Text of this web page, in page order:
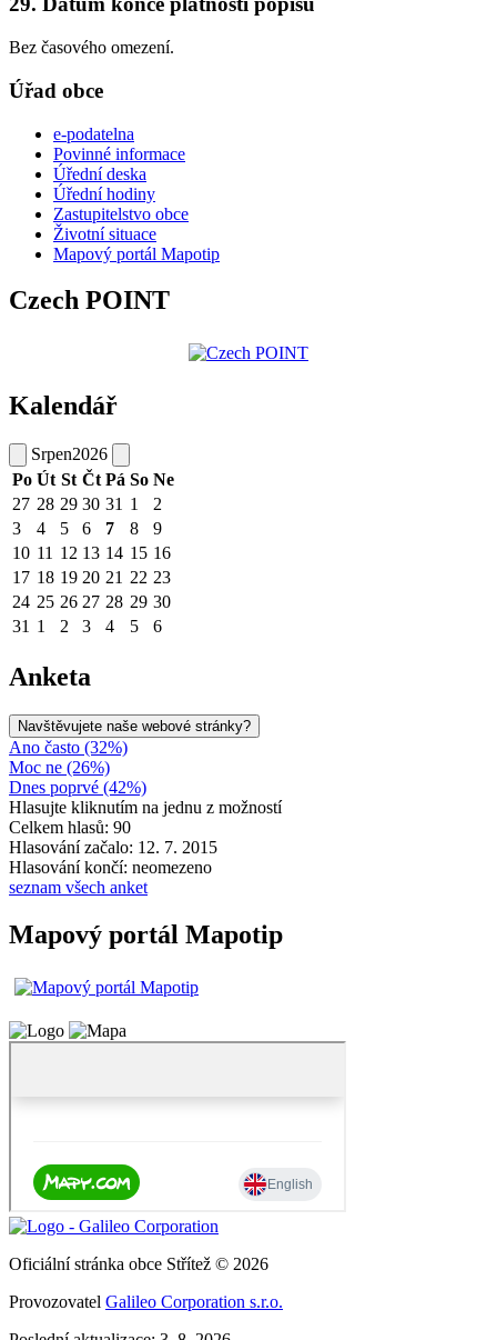
Bez časového omezení.
Úřad obce
e-podatelna
Povinné informace
Úřední deska
Úřední hodiny
Zastupitelstvo obce
Životní situace
Mapový portál Mapotip
Czech POINT
Kalendář
Srpen2026
Po Út St Čt Pá So Ne
27 28 29 30 31 1
2
3
4 5 6 7 8
9
10 11 12 13 14 15 16
17 18 19 20 21 22 23
24 25 26 27 28 29 30
31 1 2 3 4 5 6
Anketa
Navštěvujete naše webové stránky?
Ano často (32%)
Moc ne (26%)
Dnes poprvé (42%)
Hlasujte kliknutím na jednu z možností
Celkem hlasů: 90
Hlasování začalo: 12. 7. 2015
Hlasování končí: neomezeno
seznam všech anket
Mapový portál Mapotip
Oficiální stránka obce Střítež © 2026
Provozovatel Galileo Corporation s.r.o.